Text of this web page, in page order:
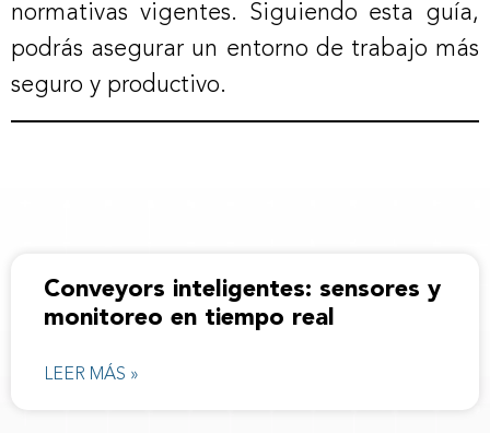
normativas vigentes. Siguiendo esta guía,
podrás asegurar un entorno de trabajo más
seguro y productivo.
Conveyors inteligentes: sensores y
monitoreo en tiempo real
LEER MÁS »